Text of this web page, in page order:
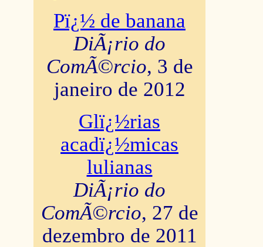
Pï¿½ de banana
DiÃ¡rio do
ComÃ©rcio, 3 de
janeiro de 2012
Glï¿½rias
acadï¿½micas
lulianas
DiÃ¡rio do
ComÃ©rcio, 27 de
dezembro de 2011